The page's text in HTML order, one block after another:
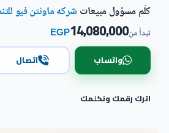
كلّم مسؤول مبيعات شركه ماونتن فيو
تبدأ من14,080,000
EGP
واتساب اتصال
اترك رقمك ونكلمك